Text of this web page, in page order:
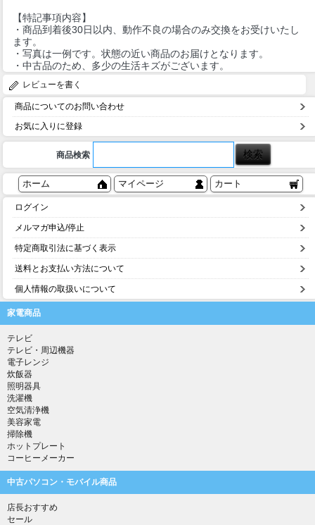
【特記事項内容】
・商品到着後30日以内、動作不良の場合のみ交換をお受けいたし
ます。
・写真は一例です。状態の近い商品のお届けとなります。
・中古品のため、多少の生活キズがございます。
レビューを書く
商品についてのお問い合わせ
お気に入りに登録
商品検索
ホーム マイページ カート
ログイン
メルマガ申込/停止
特定商取引法に基づく表示
送料とお支払い方法について
個人情報の取扱いについて
家電商品
テレビ
テレビ・周辺機器
電子レンジ
炊飯器
照明器具
洗濯機
空気清浄機
美容家電
掃除機
ホットプレート
コーヒーメーカー
中古パソコン・モバイル商品
店長おすすめ
セール